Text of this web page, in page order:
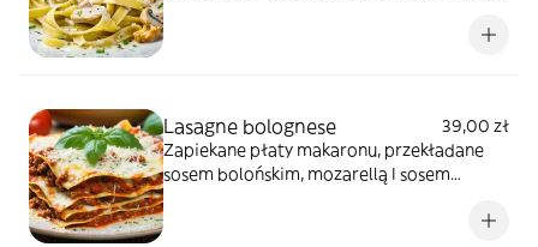
Lasagne bolognese
39,00 zł
Zapiekane płaty makaronu, przekładane
sosem bolońskim, mozarellą I sosem